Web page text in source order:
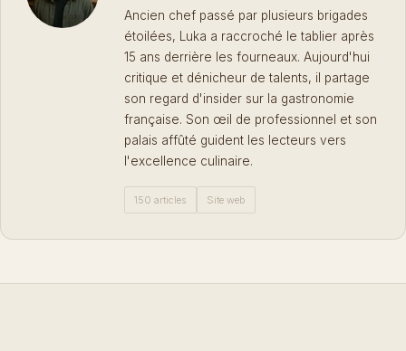
Ancien chef passé par plusieurs brigades
étoilées, Luka a raccroché le tablier après
15 ans derrière les fourneaux. Aujourd'hui
critique et dénicheur de talents, il partage
son regard d'insider sur la gastronomie
française. Son œil de professionnel et son
palais affûté guident les lecteurs vers
l'excellence culinaire.
150 articles Site web